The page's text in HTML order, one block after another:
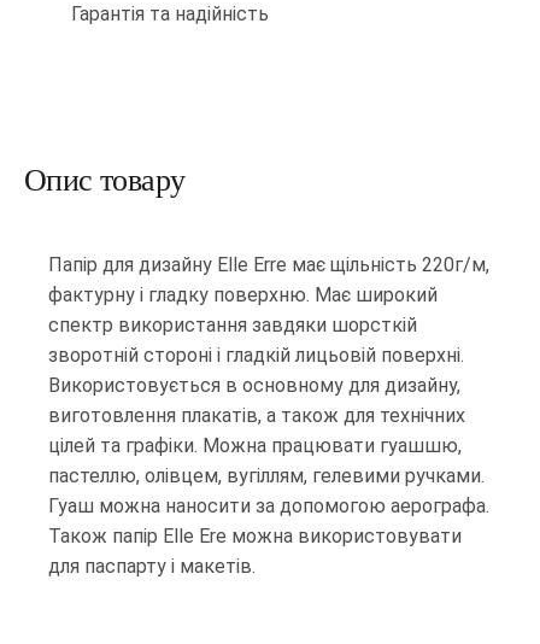
Гарантія та надійність
Опис товару
Папір для дизайну Elle Erre має щільність 220г/м,
фактурну і гладку поверхню. Має широкий
спектр використання завдяки шорсткій
зворотній стороні і гладкій лицьовій поверхні.
Використовується в основному для дизайну,
виготовлення плакатів, а також для технічних
цілей та графіки. Можна працювати гуашшю,
пастеллю, олівцем, вугіллям, гелевими ручками.
Гуаш можна наносити за допомогою аерографа.
Також папір Elle Ere можна використовувати
для паспарту і макетів.